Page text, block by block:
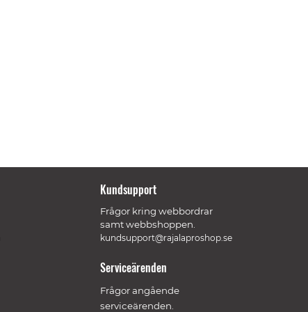
Kundsupport
Frågor kring webbordrar
samt webbshoppen.
kundsupport@rajalaproshop.se
Serviceärenden
Frågor angående
serviceärenden.